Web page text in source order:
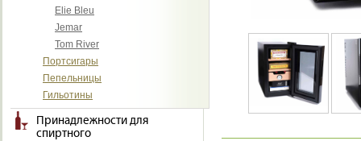
Elie Bleu
Jemar
Tom River
Портсигары
Пепельницы
Гильотины
Принадлежности для
спиртного